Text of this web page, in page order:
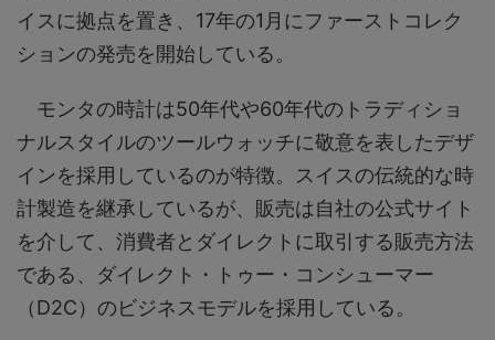
イスに拠点を置き、17年の1月にファーストコレク
ションの発売を開始している。
モンタの時計は50年代や60年代のトラディショ
ナルスタイルのツールウォッチに敬意を表したデザ
インを採用しているのが特徴。スイスの伝統的な時
計製造を継承しているが、販売は自社の公式サイト
を介して、消費者とダイレクトに取引する販売方法
である、ダイレクト・トゥー・コンシューマー
（D2C）のビジネスモデルを採用している。